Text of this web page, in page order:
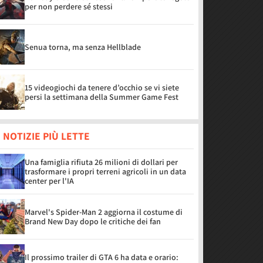
per non perdere sé stessi
Senua torna, ma senza Hellblade
15 videogiochi da tenere d’occhio se vi siete
persi la settimana della Summer Game Fest
NOTIZIE PIÙ LETTE
Una famiglia rifiuta 26 milioni di dollari per
trasformare i propri terreni agricoli in un data
center per l'IA
Marvel's Spider-Man 2 aggiorna il costume di
Brand New Day dopo le critiche dei fan
Il prossimo trailer di GTA 6 ha data e orario: